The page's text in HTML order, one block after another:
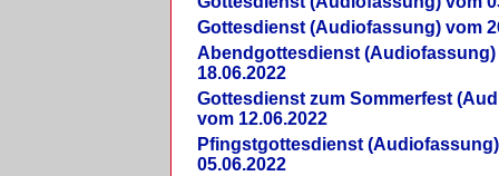
Gottesdienst (Audiofassung) vom
Abendgottesdienst (Audiofassung)
18.06.2022
Gottesdienst zum Sommerfest
vom 12.06.2022
Pfingstgottesdienst
05.06.2022